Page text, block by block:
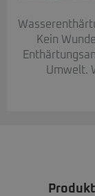
Kein
Umwelt.